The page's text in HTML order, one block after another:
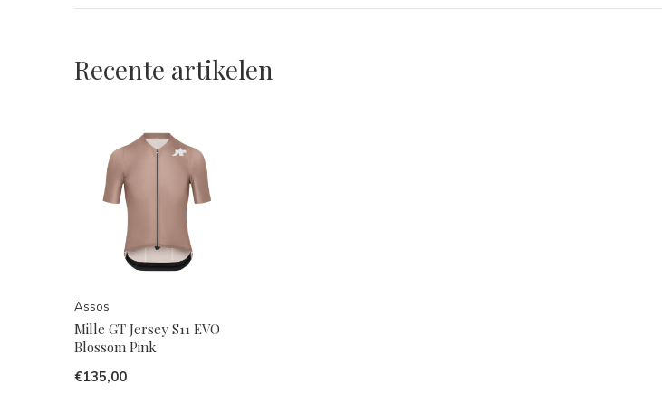
Recente artikelen
Assos
Mille GT Jersey S11 EVO
Blossom Pink
€135,00